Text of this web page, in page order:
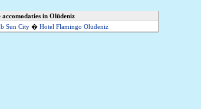
in Olüdeniz
Sun City � Hotel Flamingo Olüdeniz